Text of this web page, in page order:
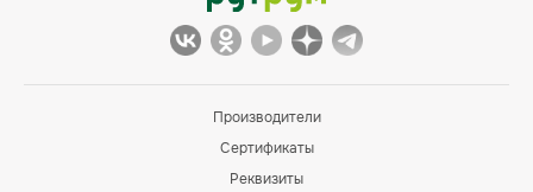
Производители
Сертификаты
Реквизиты